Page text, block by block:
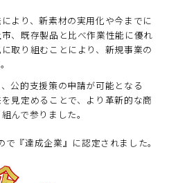
より、新素材の実用化や今までに
、既存製品と比べ作業性能に優れ
取り組むことにより、新規事業の
公的支援策の申請が可能となる
見定めることで、より革新的な商
んで参りました。
『達成企業』に認定されました。